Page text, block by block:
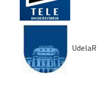
UdelaR